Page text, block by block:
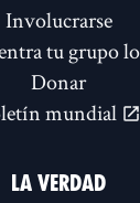
Involucrarse
tu grupo
Donar
mundial
LA VERDAD